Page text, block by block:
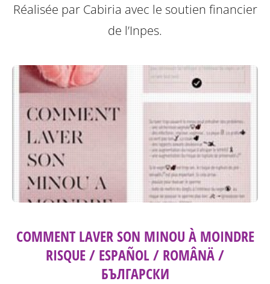
Réalisée par Cabiria avec le soutien financier
de l’Inpes.
COMMENT LAVER SON MINOU À MOINDRE
RISQUE / ESPAÑOL / ROMÂNÄ /
БЪЛГАРСКИ